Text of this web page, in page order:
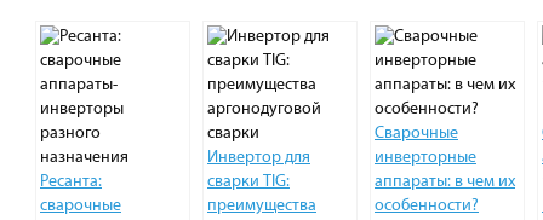
Ресанта:
сварочные
Инвертор для
сварки TIG:
преимущества
Сварочные
инверторные
аппараты: в чем их
особенности?